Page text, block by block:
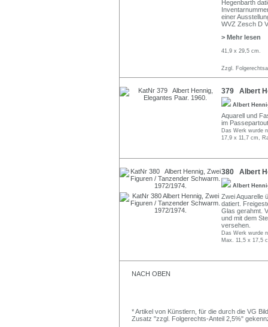
Hegenbarth
einer
WVZ Zesch D V
> Mehr lesen
41,9 x 29,5 cm.
Zzgl.
379 Albert
Albert
Aquarell und
im
Das Werk wurde
17,9 x 11,7 cm,
380 Albert
Albert
Zwei Aquarelle
datiert.
Glas gerahmt.
und mit dem
versehen.
Das Werk wurde
Max. 11,5 x 17,5
NACH OBEN
* Artikel von Künstlern, für die durch die VG
Zusatz "zzgl. Folgerechts-Anteil 2,5%"